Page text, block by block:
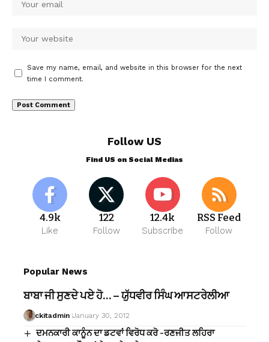
Save my name, email, and website in this browser for the next
time I comment.
Follow US
Find US on Social Medias
4.9k
Like
122
Follow
12.4k
Subscribe
RSS Feed
Follow
Popular News
ਬਾਬਾ ਜੀ ਸੁਣਦੇ ਪਏ ਹੋ… – ਯੁੱਧਵੀਰ ਸਿੰਘ ਆਸਟਰੇਲੀਆ
ckitadmin January 30, 2012
ਦਮਨਕਾਰੀ ਕਾਨੂੰਨ ਦਾ ਡਟਵਾਂ ਵਿਰੋਧ ਕਰੋ -ਰਣਜੀਤ ਲਹਿਰਾ